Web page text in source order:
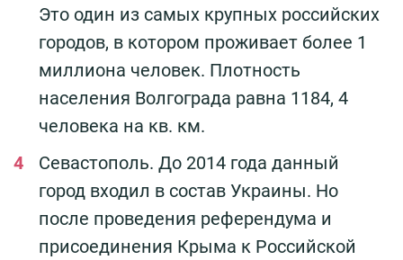
Это один из самых крупных российских
городов, в котором проживает более 1
миллиона человек. Плотность
населения Волгограда равна 1184, 4
человека на кв. км.
Севастополь. До 2014 года данный
город входил в состав Украины. Но
после проведения референдума и
присоединения Крыма к Российской